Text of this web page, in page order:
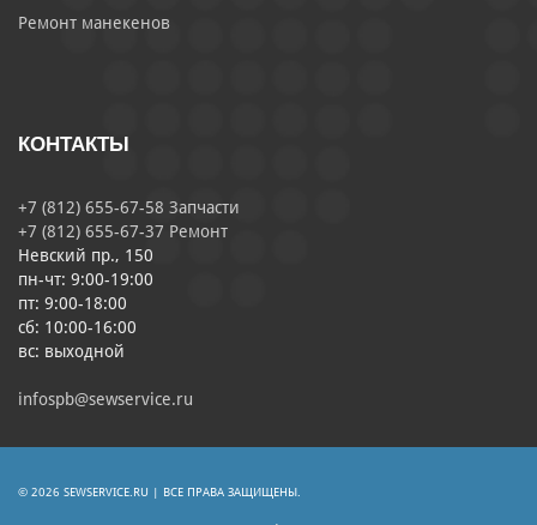
Ремонт манекенов
КОНТАКТЫ
+7 (812) 655-67-58 Запчасти
+7 (812) 655-67-37 Ремонт
Невский пр., 150
пн-чт: 9:00-19:00
пт: 9:00-18:00
сб: 10:00-16:00
вс: выходной
infospb@sewservice.ru
© 2026 SEWSERVICE.RU | ВСЕ ПРАВА ЗАЩИЩЕНЫ.